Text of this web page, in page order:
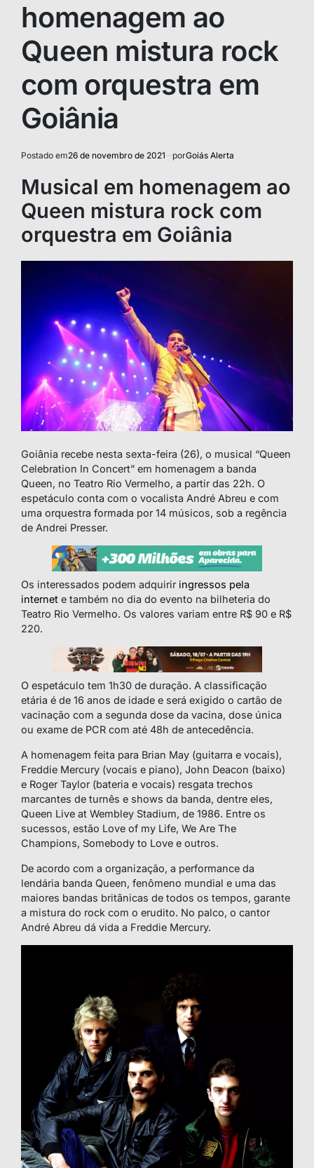
homenagem ao
Queen mistura rock
com orquestra em
Goiânia
Postado em26 de novembro de 2021 porGoiás Alerta
Musical em homenagem ao
Queen mistura rock com
orquestra em Goiânia
Goiânia recebe nesta sexta-feira (26), o musical “Queen
Celebration In Concert” em homenagem a banda
Queen, no Teatro Rio Vermelho, a partir das 22h. O
espetáculo conta com o vocalista André Abreu e com
uma orquestra formada por 14 músicos, sob a regência
de Andrei Presser.
Os interessados podem adquirir ingressos pela
internet e também no dia do evento na bilheteria do
Teatro Rio Vermelho. Os valores variam entre R$ 90 e R$
220.
O espetáculo tem 1h30 de duração. A classificação
etária é de 16 anos de idade e será exigido o cartão de
vacinação com a segunda dose da vacina, dose única
ou exame de PCR com até 48h de antecedência.
A homenagem feita para Brian May (guitarra e vocais),
Freddie Mercury (vocais e piano), John Deacon (baixo)
e Roger Taylor (bateria e vocais) resgata trechos
marcantes de turnês e shows da banda, dentre eles,
Queen Live at Wembley Stadium, de 1986. Entre os
sucessos, estão Love of my Life, We Are The
Champions, Somebody to Love e outros.
De acordo com a organização, a performance da
lendária banda Queen, fenômeno mundial e uma das
maiores bandas britânicas de todos os tempos, garante
a mistura do rock com o erudito. No palco, o cantor
André Abreu dá vida a Freddie Mercury.